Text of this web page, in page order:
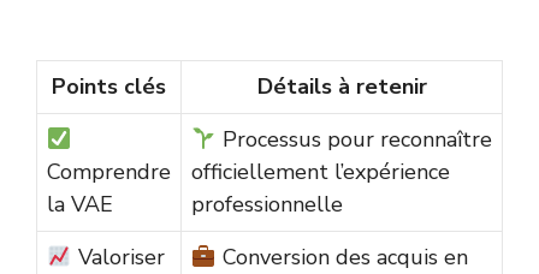
Points clés Détails à retenir
Comprendre
la VAE
Processus pour reconnaître
officiellement l’expérience
professionnelle
Valoriser
Conversion des acquis en